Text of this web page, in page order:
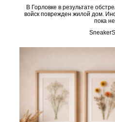
В Горловке в результате
войск поврежден жилой дом.
пока